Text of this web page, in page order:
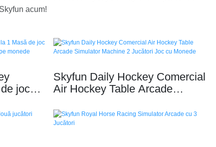
acum!
joc
Skyfun Daily Hockey Comercial
Air Hockey Table Arcade
Joc cu Monede